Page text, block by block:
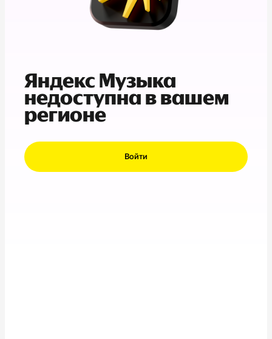
Яндекс Музыка
недоступна в вашем
регионе
Войти